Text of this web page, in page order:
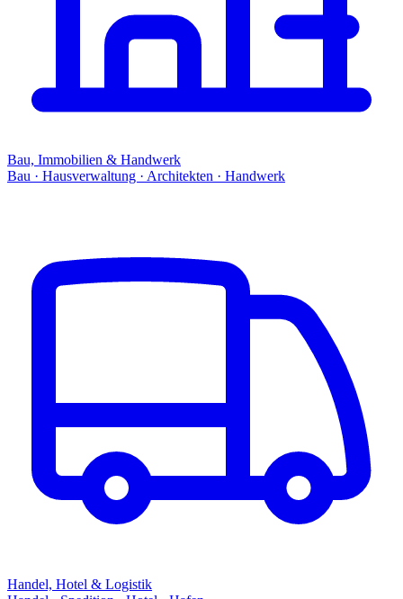
Bau, Immobilien & Handwerk
Bau · Hausverwaltung · Architekten · Handwerk
Handel, Hotel & Logistik